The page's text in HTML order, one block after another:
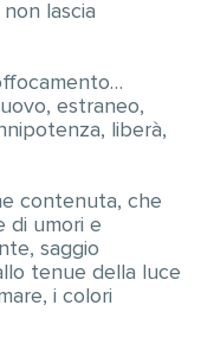
lascia
estraneo,
liberà,
contenuta, che
di umori e
saggio
tenue della luce
i colori